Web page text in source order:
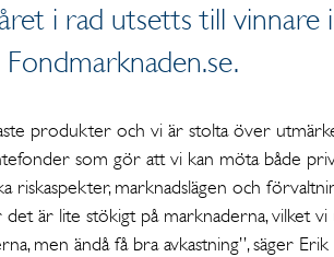
i rad utsetts till vinnare
Fondmarknaden.se.
produkter och vi är stolta över
som gör att vi kan möta både
riskaspekter, marknadslägen och
är lite stökigt på marknaderna, vilket
men ändå få bra avkastning”, säger